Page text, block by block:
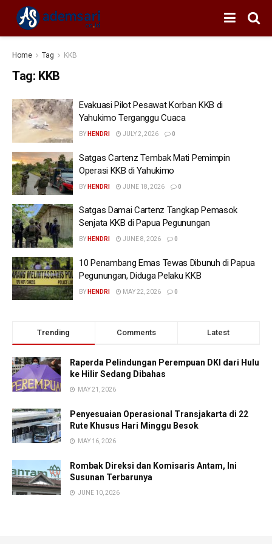
Home Tag KKB
Tag: KKB
Evakuasi Pilot Pesawat Korban KKB di
Yahukimo Terganggu Cuaca
BY HENDRI JULY 2, 2026 0
Satgas Cartenz Tembak Mati Pemimpin
Operasi KKB di Yahukimo
BY HENDRI JUNE 18, 2026 0
Satgas Damai Cartenz Tangkap Pemasok
Senjata KKB di Papua Pegunungan
BY HENDRI JUNE 8, 2026 0
10 Penambang Emas Tewas Dibunuh di Papua
Pegunungan, Diduga Pelaku KKB
BY HENDRI MAY 22, 2026 0
Trending Comments Latest
Raperda Pelindungan Perempuan DKI dari Hulu
ke Hilir Sedang Dibahas
MAY 21, 2026
Penyesuaian Operasional Transjakarta di 22
Rute Khusus Hari Minggu Besok
MAY 16, 2026
Rombak Direksi dan Komisaris Antam, Ini
Susunan Terbarunya
JUNE 10, 2026